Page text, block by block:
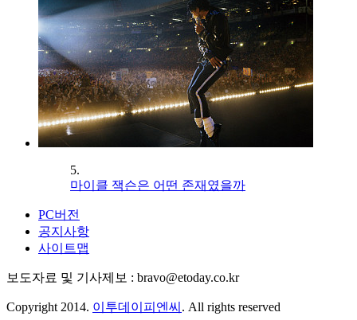
5.
마이클 잭슨은 어떤 존재였을까
PC버전
공지사항
사이트맵
보도자료 및 기사제보 : bravo@etoday.co.kr
Copyright 2014. 이투데이피엔씨 . All rights reserved